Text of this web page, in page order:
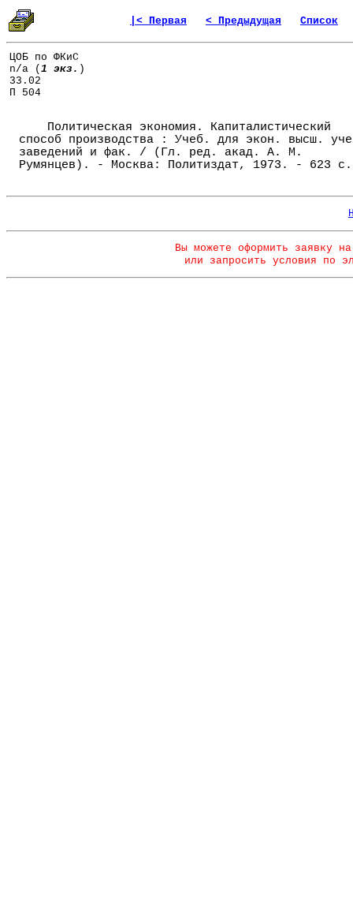
|< Первая < Предыдущая Список
ЦОБ по ФКиС
n/a ( 1 экз. )
33.02
П 504
Политическая экономия. Капиталистический
способ производства : Учеб. для экон. высш.
заведений и фак. / (Гл. ред. акад. А. М.
Румянцев). - Москва: Политиздат, 1973. - 623 с.
Вы можете оформить заявку
или запросить условия по